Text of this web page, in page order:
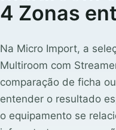
4 Zonas
Na Micro Import, a
Multiroom com
comparação de ficha
entender o resultado
o equipamento se